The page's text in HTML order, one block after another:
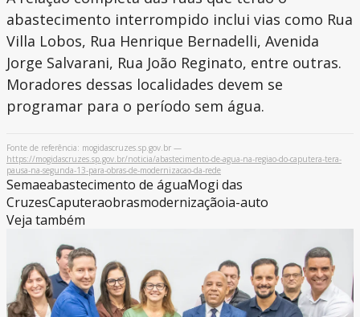
abastecimento interrompido inclui vias como Rua
Villa Lobos, Rua Henrique Bernadelli, Avenida
Jorge Salvarani, Rua João Reginato, entre outras.
Moradores dessas localidades devem se
programar para o período sem água.
Fonte de referência: mogidascruzes.sp.gov.br —
https://mogidascruzes.sp.gov.br/noticia/abastecimento-de-agua-na-regiao-do-caputera-tera-
pausa-na-segunda-13-para-obras-de-modernizacao-da-rede
Semaeabastecimento de águaMogi das
CruzesCaputeraobrasmodernizaçãoia-auto
Veja também